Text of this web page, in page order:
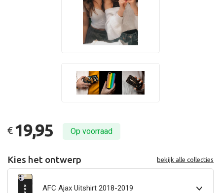
€ 19,95 Op voorraad
Kies het ontwerp bekijk alle collecties
AFC Ajax Uitshirt 2018-2019